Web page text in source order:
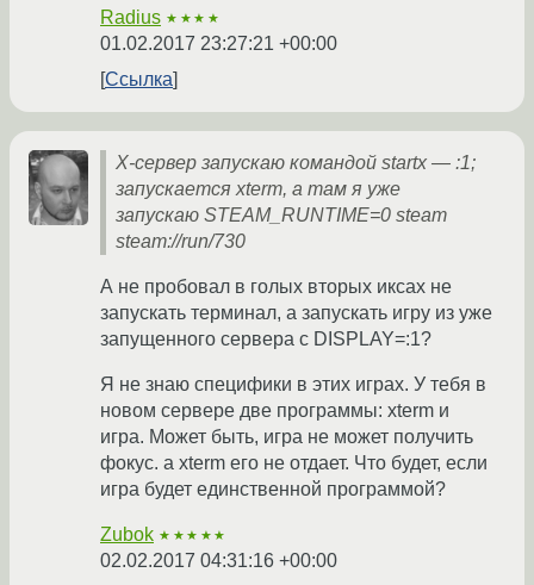
Radius ★★★★
01.02.2017 23:27:21 +00:00
Ссылка
X-сервер запускаю командой startx — :1;
запускается xterm, а там я уже
запускаю STEAM_RUNTIME=0 steam
steam://run/730
А не пробовал в голых вторых иксах не
запускать терминал, а запускать игру из уже
запущенного сервера с DISPLAY=:1?
Я не знаю специфики в этих играх. У тебя в
новом сервере две программы: xterm и
игра. Может быть, игра не может получить
фокус. а xterm его не отдает. Что будет, если
игра будет единственной программой?
Zubok ★★★★★
02.02.2017 04:31:16 +00:00